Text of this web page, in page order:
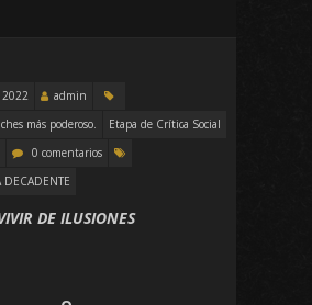
2022
admin
más poderoso.
Etapa de Crítica Social
0 comentarios
DECADENTE
DE ILUSIONES